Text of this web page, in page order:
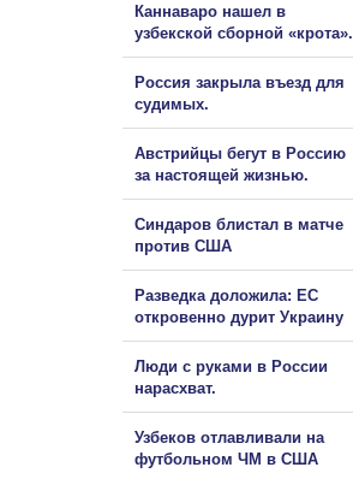
Каннаваро нашел в
узбекской сборной «крота».
Россия закрыла въезд для
судимых.
Австрийцы бегут в Россию
за настоящей жизнью.
Синдаров блистал в матче
против США
Разведка доложила: ЕС
откровенно дурит Украину
Люди с руками в России
нарасхват.
Узбеков отлавливали на
футбольном ЧМ в США